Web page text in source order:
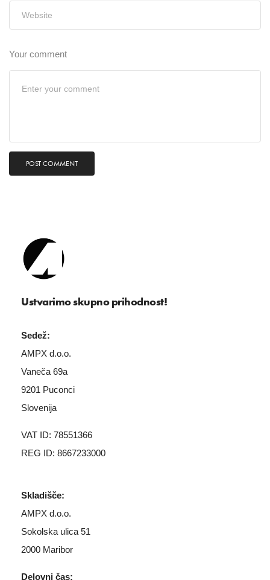
Your comment
Ustvarimo skupno prihodnost!
Sedež:
AMPX d.o.o.
Vaneča 69a
9201 Puconci
Slovenija
VAT ID: 78551366
REG ID: 8667233000
Skladišče:
AMPX d.o.o.
Sokolska ulica 51
2000 Maribor
Delovni čas: